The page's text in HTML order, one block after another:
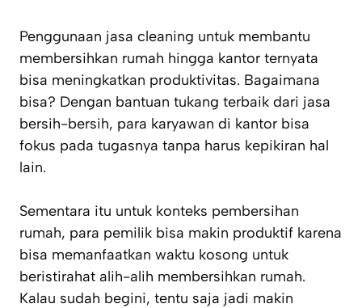
Penggunaan jasa cleaning untuk membantu
membersihkan rumah hingga kantor ternyata
bisa meningkatkan produktivitas. Bagaimana
bisa? Dengan bantuan tukang terbaik dari jasa
bersih-bersih, para karyawan di kantor bisa
fokus pada tugasnya tanpa harus kepikiran hal
lain.
Sementara itu untuk konteks pembersihan
rumah, para pemilik bisa makin produktif karena
bisa memanfaatkan waktu kosong untuk
beristirahat alih-alih membersihkan rumah.
Kalau sudah begini, tentu saja jadi makin